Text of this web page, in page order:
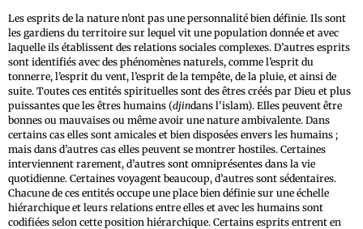
Les esprits de la nature n’ont pas une personnalité bien définie. Ils sont
les gardiens du territoire sur lequel vit une population donnée et avec
laquelle ils établissent des relations sociales complexes. D’autres esprits
sont identifiés avec des phénomènes naturels, comme l’esprit du
tonnerre, l’esprit du vent, l’esprit de la tempête, de la pluie, et ainsi de
suite. Toutes ces entités spirituelles sont des êtres créés par Dieu et plus
puissantes que les êtres humains (djindans l'islam). Elles peuvent être
bonnes ou mauvaises ou même avoir une nature ambivalente. Dans
certains cas elles sont amicales et bien disposées envers les humains ;
mais dans d’autres cas elles peuvent se montrer hostiles. Certaines
interviennent rarement, d’autres sont omniprésentes dans la vie
quotidienne. Certaines voyagent beaucoup, d’autres sont sédentaires.
Chacune de ces entités occupe une place bien définie sur une échelle
hiérarchique et leurs relations entre elles et avec les humains sont
codifiées selon cette position hiérarchique. Certains esprits entrent en